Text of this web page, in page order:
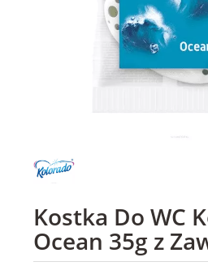
Kostka Do WC
Ocean 35g z